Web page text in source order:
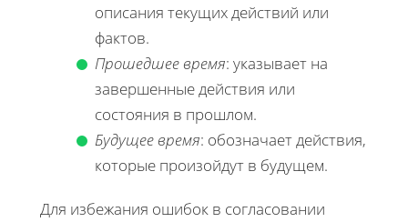
описания текущих действий или
фактов.
Прошедшее время: указывает на
завершенные действия или
состояния в прошлом.
Будущее время: обозначает действия,
которые произойдут в будущем.
Для избежания ошибок в согласовании